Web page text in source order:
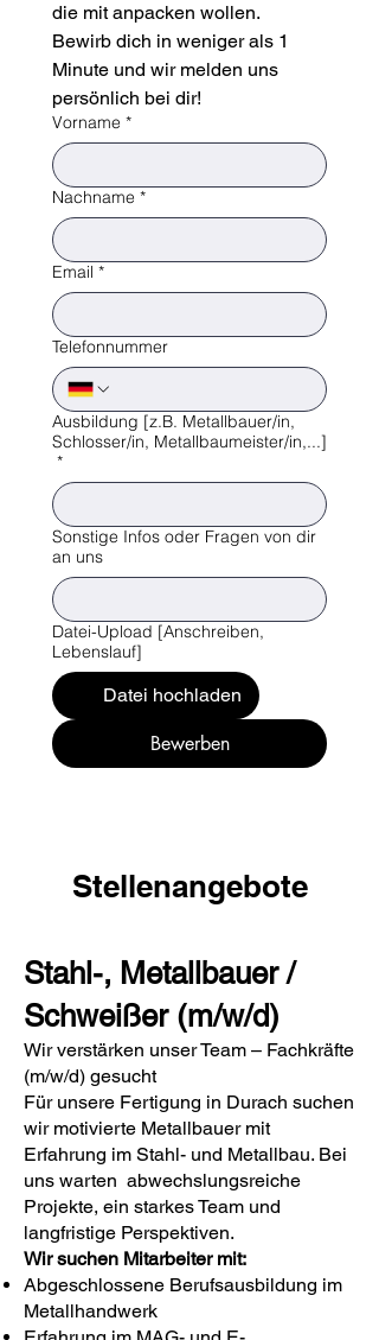
die mit anpacken wollen.
Bewirb dich in weniger als 1
Minute und wir melden uns
persönlich bei dir!
Vorname *
Nachname *
Email *
Telefonnummer
Ausbildung [z.B. Metallbauer/in,
Schlosser/in, Metallbaumeister/in,...]
*
Sonstige Infos oder Fragen von dir
an uns
Datei-Upload [Anschreiben,
Lebenslauf]
Datei hochladen
Bewerben
Stellenangebote
Stahl-, Metallbauer /
Schweißer (m/w/d)
Wir verstärken unser Team – Fachkräfte
(m/w/d) gesucht
Für unsere Fertigung in Durach suchen
wir motivierte Metallbauer mit
Erfahrung im Stahl- und Metallbau. Bei
uns warten abwechslungsreiche
Projekte, ein starkes Team und
langfristige Perspektiven.
Wir suchen Mitarbeiter mit:
Abgeschlossene Berufsausbildung im
Metallhandwerk